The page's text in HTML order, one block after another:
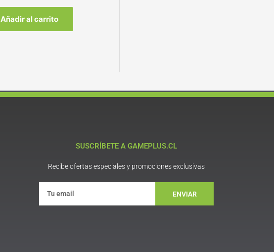
Añadir al carrito
SUSCRÍBETE A GAMEPLUS.CL
Recibe ofertas especiales y promociones exclusivas
ENVIAR